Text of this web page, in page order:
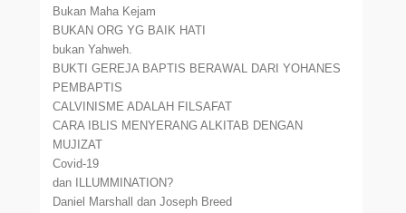
Bukan Maha Kejam
BUKAN ORG YG BAIK HATI
bukan Yahweh.
BUKTI GEREJA BAPTIS BERAWAL DARI YOHANES
PEMBAPTIS
CALVINISME ADALAH FILSAFAT
CARA IBLIS MENYERANG ALKITAB DENGAN
MUJIZAT
Covid-19
dan ILLUMMINATION?
Daniel Marshall dan Joseph Breed